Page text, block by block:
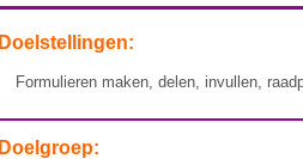
Doelstellingen:
Formulieren maken, delen, invullen,
Doelgroep: